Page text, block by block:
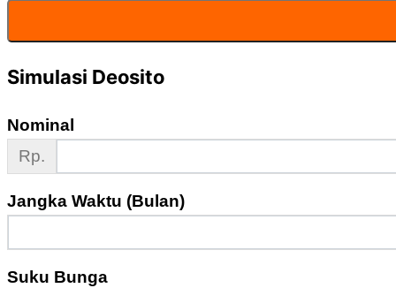
Simulasi Deosito
Nominal
Rp.
Jangka Waktu (Bulan)
Suku Bunga